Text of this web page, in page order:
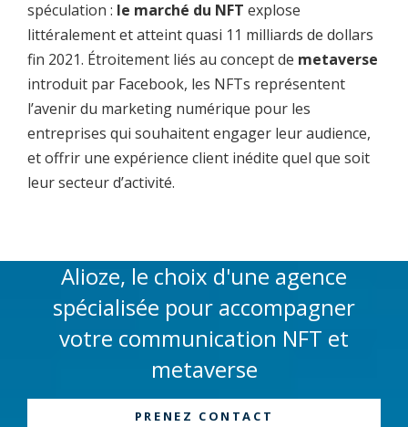
spéculation : le marché du NFT explose
littéralement et atteint quasi 11 milliards de dollars
fin 2021. Étroitement liés au concept de metaverse
introduit par Facebook, les NFTs représentent
l’avenir du marketing numérique pour les
entreprises qui souhaitent engager leur audience,
et offrir une expérience client inédite quel que soit
leur secteur d’activité.
Alioze, le choix d'une agence
spécialisée pour accompagner
votre communication NFT et
metaverse
PRENEZ CONTACT